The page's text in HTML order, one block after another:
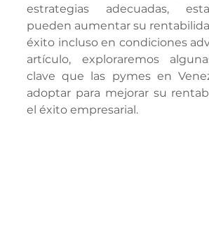
estrategias adecuadas,
pueden aumentar su
éxito incluso en condiciones
artículo, exploraremos
clave que las pymes en
adoptar para mejorar su
el éxito empresarial.